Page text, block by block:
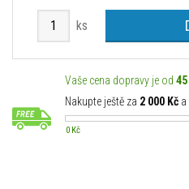
ks
Vaše cena dopravy je od
Nakupte ještě za 2 000 Kč a
0 Kč